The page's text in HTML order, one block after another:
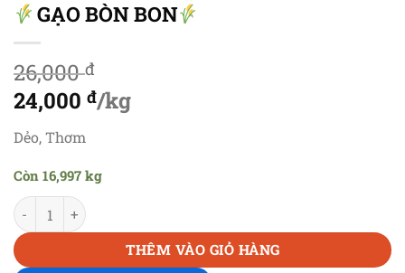
GẠO BÒN BON
26,000đ
Giá
gốc
26,000 đ.
24,000 đ/kg
Giá
tại
là:
24,000 đ.
Dẻo, Thơm
Còn 16,997 kg
GẠO BÒN BON
THÊM VÀO GIỎ HÀNG